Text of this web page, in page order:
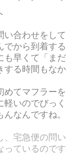
い合わせをし
でから到着す
も早くて「ま
する時間もな
めてマフラー
軽いのでびっ
んなんですね。
、宅急便の問
っているので